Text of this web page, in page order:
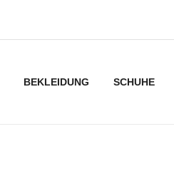
BEKLEIDUNG SCHUHE